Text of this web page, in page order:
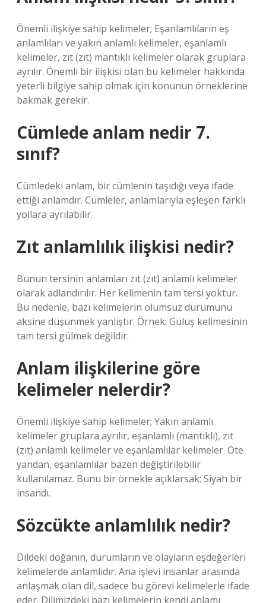
Önemli ilişkiye sahip kelimeler; Eşanlamlıların eş
anlamlıları ve yakın anlamlı kelimeler, eşanlamlı
kelimeler, zıt (zıt) mantıklı kelimeler olarak gruplara
ayrılır. Önemli bir ilişkisi olan bu kelimeler hakkında
yeterli bilgiye sahip olmak için konunun örneklerine
bakmak gerekir.
Cümlede anlam nedir 7.
sınıf?
Cümledeki anlam, bir cümlenin taşıdığı veya ifade
ettiği anlamdır. Cümleler, anlamlarıyla eşleşen farklı
yollara ayrılabilir.
Zıt anlamlılık ilişkisi nedir?
Bunun tersinin anlamları zıt (zıt) anlamlı kelimeler
olarak adlandırılır. Her kelimenin tam tersi yoktur.
Bu nedenle, bazı kelimelerin olumsuz durumunu
aksine düşünmek yanlıştır. Örnek: Gülüş kelimesinin
tam tersi gülmek değildir.
Anlam ilişkilerine göre
kelimeler nelerdir?
Önemli ilişkiye sahip kelimeler; Yakın anlamlı
kelimeler gruplara ayrılır, eşanlamlı (mantıklı), zıt
(zıt) anlamlı kelimeler ve eşanlamlılar kelimeler. Öte
yandan, eşanlamlılar bazen değiştirilebilir
kullanılamaz. Bunu bir örnekle açıklarsak; Siyah bir
insandı.
Sözcükte anlamlılık nedir?
Dildeki doğanın, durumların ve olayların eşdeğerleri
kelimelerde anlamlıdır. Ana işlevi insanlar arasında
anlaşmak olan dil, sadece bu görevi kelimelerle ifade
eder. Dilimizdeki bazı kelimelerin kendi anlamı